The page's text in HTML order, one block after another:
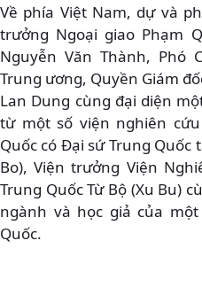
Về phía Việt Nam, dự và
trưởng Ngoại giao Phạm
Nguyễn Văn Thành, Phó
Trung ương, Quyền Giám
Lan Dung cùng đại diện
từ một số viện nghiên
Quốc có Đại sứ Trung Quốc
Bo), Viện trưởng Viện
Trung Quốc Từ Bộ (Xu Bu)
ngành và học giả của
Quốc.